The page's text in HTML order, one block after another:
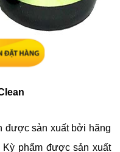
được sản xuất bởi hãng
Kỳ phẩm được sản xuất